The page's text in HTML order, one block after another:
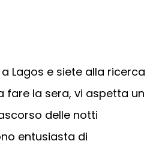
Lagos e siete alla ricerca
fare la sera, vi aspetta un
delle notti
entusiasta di